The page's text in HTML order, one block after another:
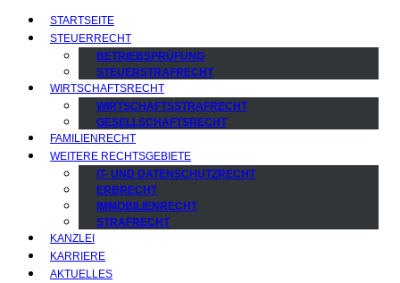
STARTSEITE
STEUERRECHT
BETRIEBSPRÜFUNG
STEUERSTRAFRECHT
WIRTSCHAFTSRECHT
WIRTSCHAFTSSTRAFRECHT
GESELLSCHAFTSRECHT
FAMILIENRECHT
WEITERE RECHTSGEBIETE
IT- UND DATENSCHUTZRECHT
ERBRECHT
IMMOBILIENRECHT
STRAFRECHT
KANZLEI
KARRIERE
AKTUELLES